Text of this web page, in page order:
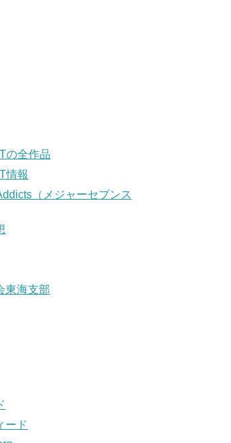
の全作品
情報
（メジャーセブンス
東海支部
ード